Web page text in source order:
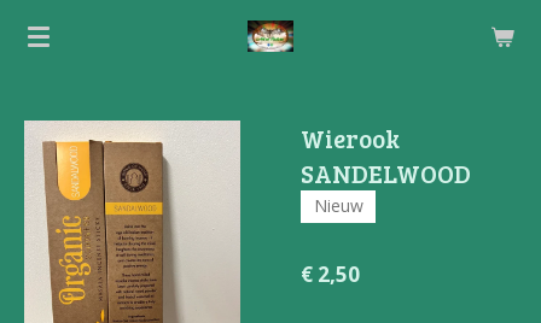
Ga
hoofdinhoud
Wierook
SANDELWOOD
Nieuw
€ 2,50